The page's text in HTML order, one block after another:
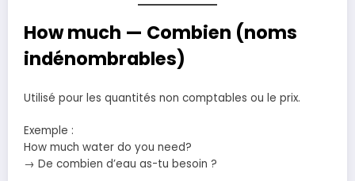
How much — Combien (noms
indénombrables)
Utilisé pour les quantités non comptables ou le prix.
Exemple :
How much water do you need?
→ De combien d’eau as-tu besoin ?